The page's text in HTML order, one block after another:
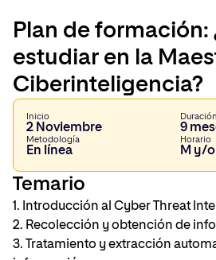
Plan de formación:
estudiar en la
Ciberinteligencia?
Inicio
2 Noviembre
Duración
9
Metodología
En línea
Horario
M y/
Temario
1. Introducción al Cyber Threat
Introducción a la Inteligencia.
2. Recolección y obtención de
3. Tratamiento y extracción